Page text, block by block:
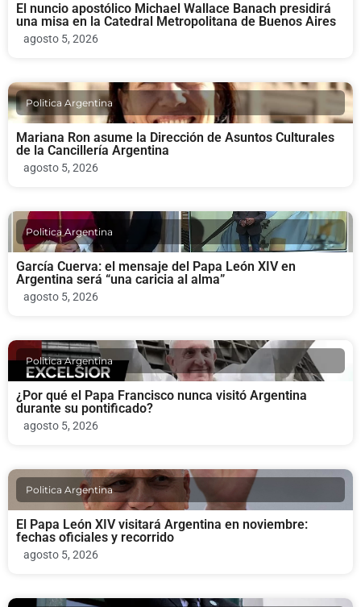
El nuncio apostólico Michael Wallace Banach presidirá
una misa en la Catedral Metropolitana de Buenos Aires
agosto 5, 2026
Politica Argentina
Mariana Ron asume la Dirección de Asuntos Culturales
de la Cancillería Argentina
agosto 5, 2026
Politica Argentina
García Cuerva: el mensaje del Papa León XIV en
Argentina será “una caricia al alma”
agosto 5, 2026
Politica Argentina
¿Por qué el Papa Francisco nunca visitó Argentina
durante su pontificado?
agosto 5, 2026
Politica Argentina
El Papa León XIV visitará Argentina en noviembre:
fechas oficiales y recorrido
agosto 5, 2026